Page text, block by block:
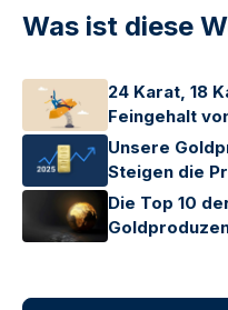
Was ist diese
24 Karat, 18
Feingehalt
Unsere
Steigen die
Die Top 10